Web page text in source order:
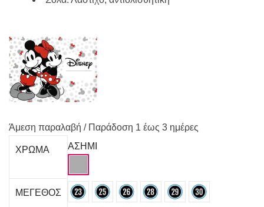
Άμεση παραλαβή / Παράδoση 1 έως 3 ημέρες
ΧΡΩΜΑ ΑΣΗΜΙ
ΜΕΓΕΘΟΣ